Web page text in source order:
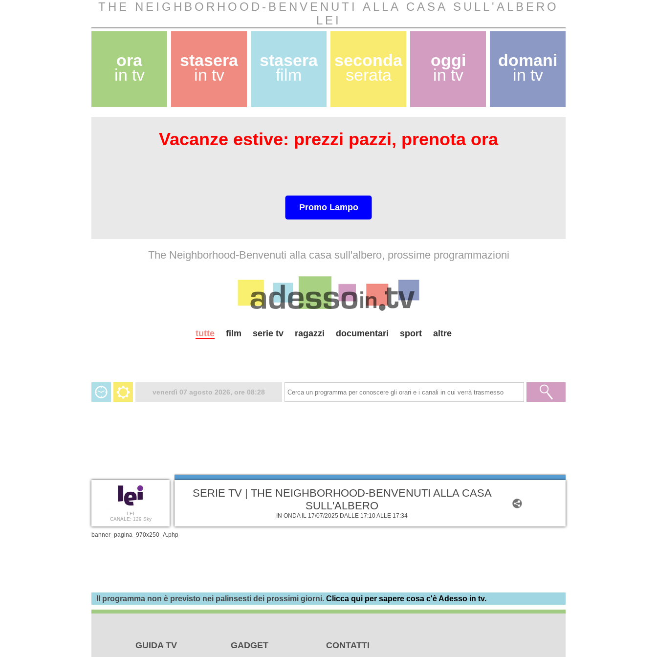
THE NEIGHBORHOOD-BENVENUTI ALLA CASA SULL'ALBERO
LEI
ora
in tv
stasera
in tv
stasera
film
seconda
serata
oggi
in tv
domani
in tv
Vacanze estive: prezzi pazzi, prenota ora
Promo Lampo
The Neighborhood-Benvenuti alla casa sull'albero, prossime programmazioni
tutte film serie tv ragazzi documentari sport altre
venerdì 07 agosto 2026, ore 08:28
LEI
CANALE: 129 Sky
SERIE TV | THE NEIGHBORHOOD-BENVENUTI ALLA CASA
SULL'ALBERO
IN ONDA IL 17/07/2025 DALLE 17:10 ALLE 17:34
banner_pagina_970x250_A.php
Il programma non è previsto nei palinsesti dei prossimi giorni. Clicca qui per sapere cosa c'è Adesso in tv.
GUIDA TV GADGET CONTATTI